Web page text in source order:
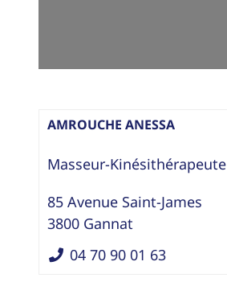
AMROUCHE ANESSA
Masseur-Kinésithérapeute
85 Avenue Saint-James
3800 Gannat
04 70 90 01 63